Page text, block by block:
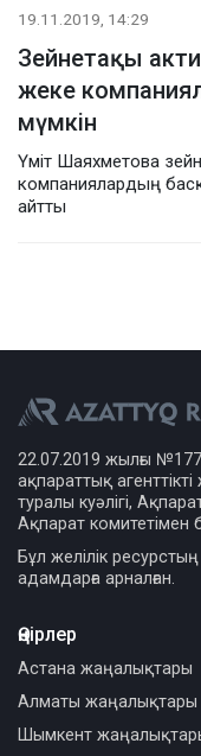
19.11.2019, 14:29
Зейнетақы
жеке
мүмкін
Үміт Шаяхметова
компаниялардың
айтты
22.07.2019 жылғы
ақпараттық
туралы куәлігі,
Ақпарат комитетімен
Бұл желілік
адамдарға арналған.
Өңірлер
Астана жаңалықтары
Алматы жаңалықтары
Шымкент